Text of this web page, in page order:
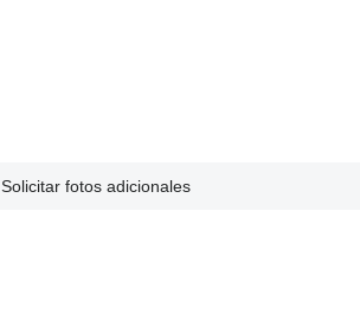
Solicitar fotos adicionales